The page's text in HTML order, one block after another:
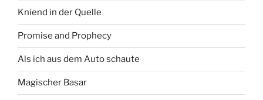
Kniend in der Quelle
Promise and Prophecy
Als ich aus dem Auto schaute
Magischer Basar